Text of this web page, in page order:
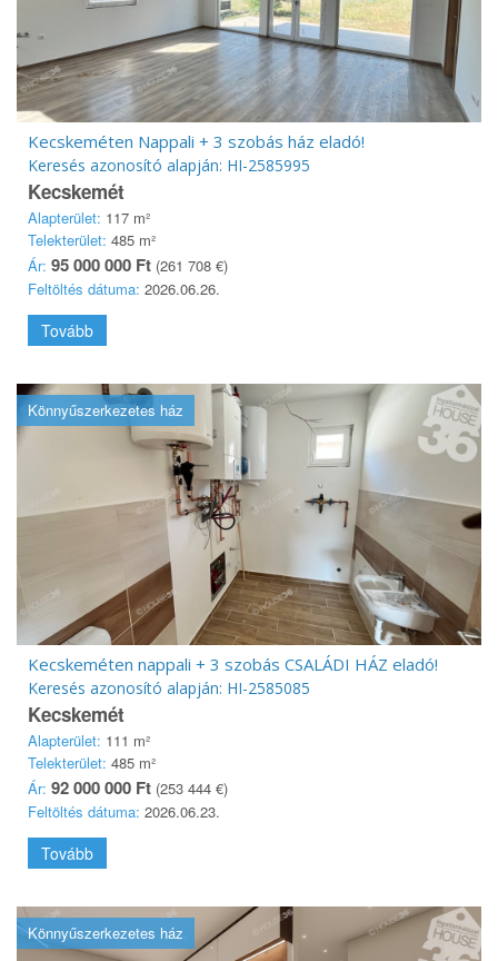
Kecskeméten Nappali + 3 szobás ház eladó!
Keresés azonosító alapján: HI-2585995
Kecskemét
Alapterület: 117 m²
Telekterület: 485 m²
Ár: 95 000 000 Ft (261 708 €)
Feltöltés dátuma: 2026.06.26.
Tovább
Könnyűszerkezetes ház
Kecskeméten nappali + 3 szobás CSALÁDI HÁZ eladó!
Keresés azonosító alapján: HI-2585085
Kecskemét
Alapterület: 111 m²
Telekterület: 485 m²
Ár: 92 000 000 Ft (253 444 €)
Feltöltés dátuma: 2026.06.23.
Tovább
Könnyűszerkezetes ház